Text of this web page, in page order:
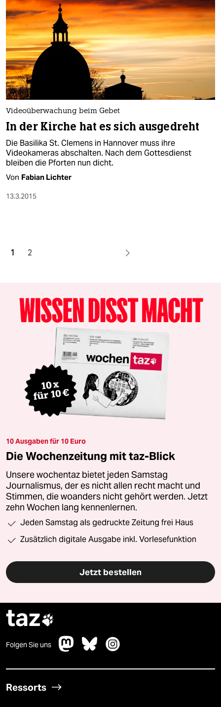
Videoüberwachung beim Gebet
In der Kirche hat es sich ausgedreht
Die Basilika St. Clemens in Hannover muss ihre
Videokameras abschalten. Nach dem Gottesdienst
bleiben die Pforten nun dicht.
Von Fabian Lichter
13.3.2015
1 2
10 Ausgaben für 10 Euro
Die Wochenzeitung mit taz-Blick
Unsere wochentaz bietet jeden Samstag
Journalismus, der es nicht allen recht macht und
Stimmen, die woanders nicht gehört werden. Jetzt
zehn Wochen lang kennenlernen.
Jeden Samstag als gedruckte Zeitung frei Haus
Zusätzlich digitale Ausgabe inkl. Vorlesefunktion
Jetzt bestellen
taz
Folgen Sie uns
Ressorts